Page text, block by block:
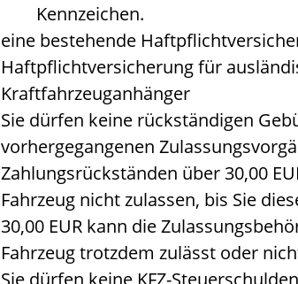
Kennzeichen.
eine bestehende
Haftpflichtversicherung für
Kraftfahrzeuganhänger
Sie dürfen keine rückständigen
vorhergegangenen
Zahlungsrückständen über 30,00
Fahrzeug nicht zulassen, bis Sie
30,00 EUR kann die Zulassungsbehö
Fahrzeug trotzdem zulässt oder
Sie dürfen keine KFZ-